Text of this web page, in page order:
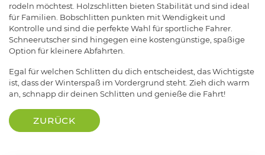
rodeln möchtest. Holzschlitten bieten Stabilität und sind ideal
für Familien. Bobschlitten punkten mit Wendigkeit und
Kontrolle und sind die perfekte Wahl für sportliche Fahrer.
Schneerutscher sind hingegen eine kostengünstige, spaßige
Option für kleinere Abfahrten.
Egal für welchen Schlitten du dich entscheidest, das Wichtigste
ist, dass der Winterspaß im Vordergrund steht. Zieh dich warm
an, schnapp dir deinen Schlitten und genieße die Fahrt!
ZURÜCK